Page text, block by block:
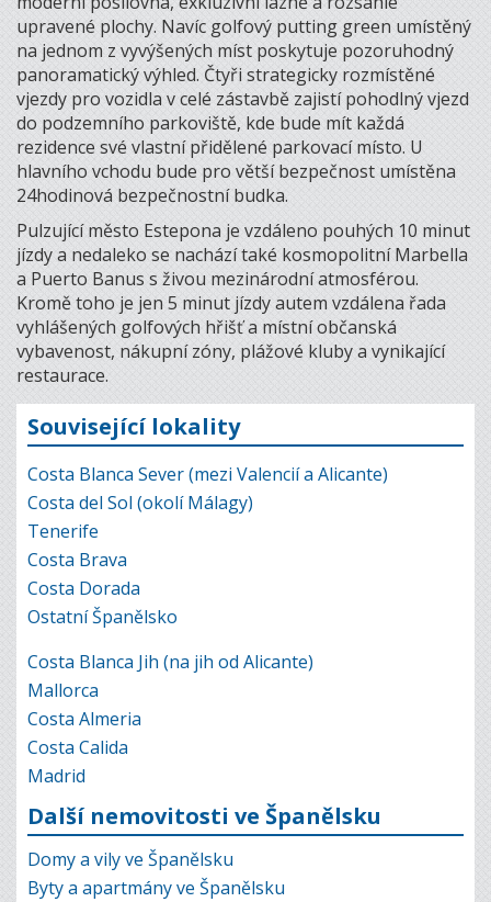
upravené plochy. Navíc golfový putting green umístěný
na jednom z vyvýšených míst poskytuje pozoruhodný
panoramatický výhled. Čtyři strategicky rozmístěné
vjezdy pro vozidla v celé zástavbě zajistí pohodlný vjezd
do podzemního parkoviště, kde bude mít každá
rezidence své vlastní přidělené parkovací místo. U
hlavního vchodu bude pro větší bezpečnost umístěna
24hodinová bezpečnostní budka.
Pulzující město Estepona je vzdáleno pouhých 10 minut
jízdy a nedaleko se nachází také kosmopolitní Marbella
a Puerto Banus s živou mezinárodní atmosférou.
Kromě toho je jen 5 minut jízdy autem vzdálena řada
vyhlášených golfových hřišť a místní občanská
vybavenost, nákupní zóny, plážové kluby a vynikající
restaurace.
Související lokality
Costa Blanca Sever (mezi Valencií a Alicante)
Costa del Sol (okolí Málagy)
Tenerife
Costa Brava
Costa Dorada
Ostatní Španělsko
Costa Blanca Jih (na jih od Alicante)
Mallorca
Costa Almeria
Costa Calida
Madrid
Další nemovitosti ve Španělsku
Domy a vily ve Španělsku
Byty a apartmány ve Španělsku